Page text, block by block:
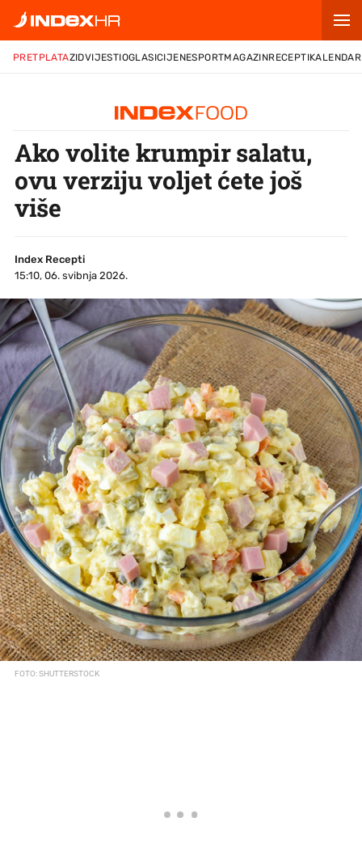
PRETPLATAZIDVIJESTIOGLASICIJENESPORTMAGAZINRECEPTIKALENDAR
Ako volite krumpir salatu,
ovu verziju voljet ćete još
više
Index Recepti
15:10, 06. svibnja 2026.
FOTO: SHUTTERSTOCK